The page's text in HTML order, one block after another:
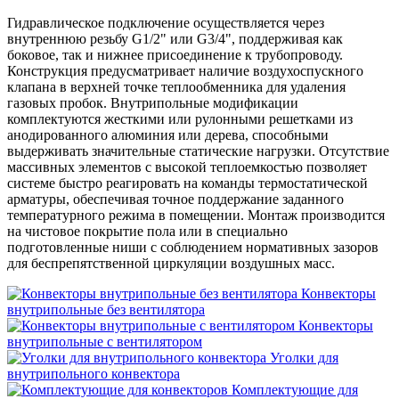
Гидравлическое подключение осуществляется через
внутреннюю резьбу G1/2" или G3/4", поддерживая как
боковое, так и нижнее присоединение к трубопроводу.
Конструкция предусматривает наличие воздухоспускного
клапана в верхней точке теплообменника для удаления
газовых пробок. Внутрипольные модификации
комплектуются жесткими или рулонными решетками из
анодированного алюминия или дерева, способными
выдерживать значительные статические нагрузки. Отсутствие
массивных элементов с высокой теплоемкостью позволяет
системе быстро реагировать на команды термостатической
арматуры, обеспечивая точное поддержание заданного
температурного режима в помещении. Монтаж производится
на чистовое покрытие пола или в специально
подготовленные ниши с соблюдением нормативных зазоров
для беспрепятственной циркуляции воздушных масс.
Конвекторы
внутрипольные без вентилятора
Конвекторы
внутрипольные с вентилятором
Уголки для
внутрипольного конвектора
Комплектующие для